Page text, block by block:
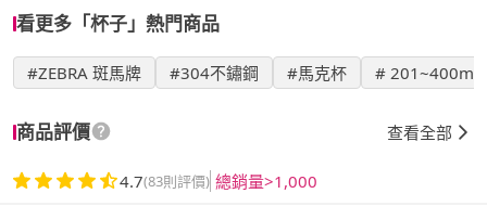
看更多「杯子」熱門商品
#ZEBRA 斑馬牌 #304不鏽鋼 #馬克杯 # 201~400ml
商品評價 查看全部
4.7(83則評價) 總銷量>1,000